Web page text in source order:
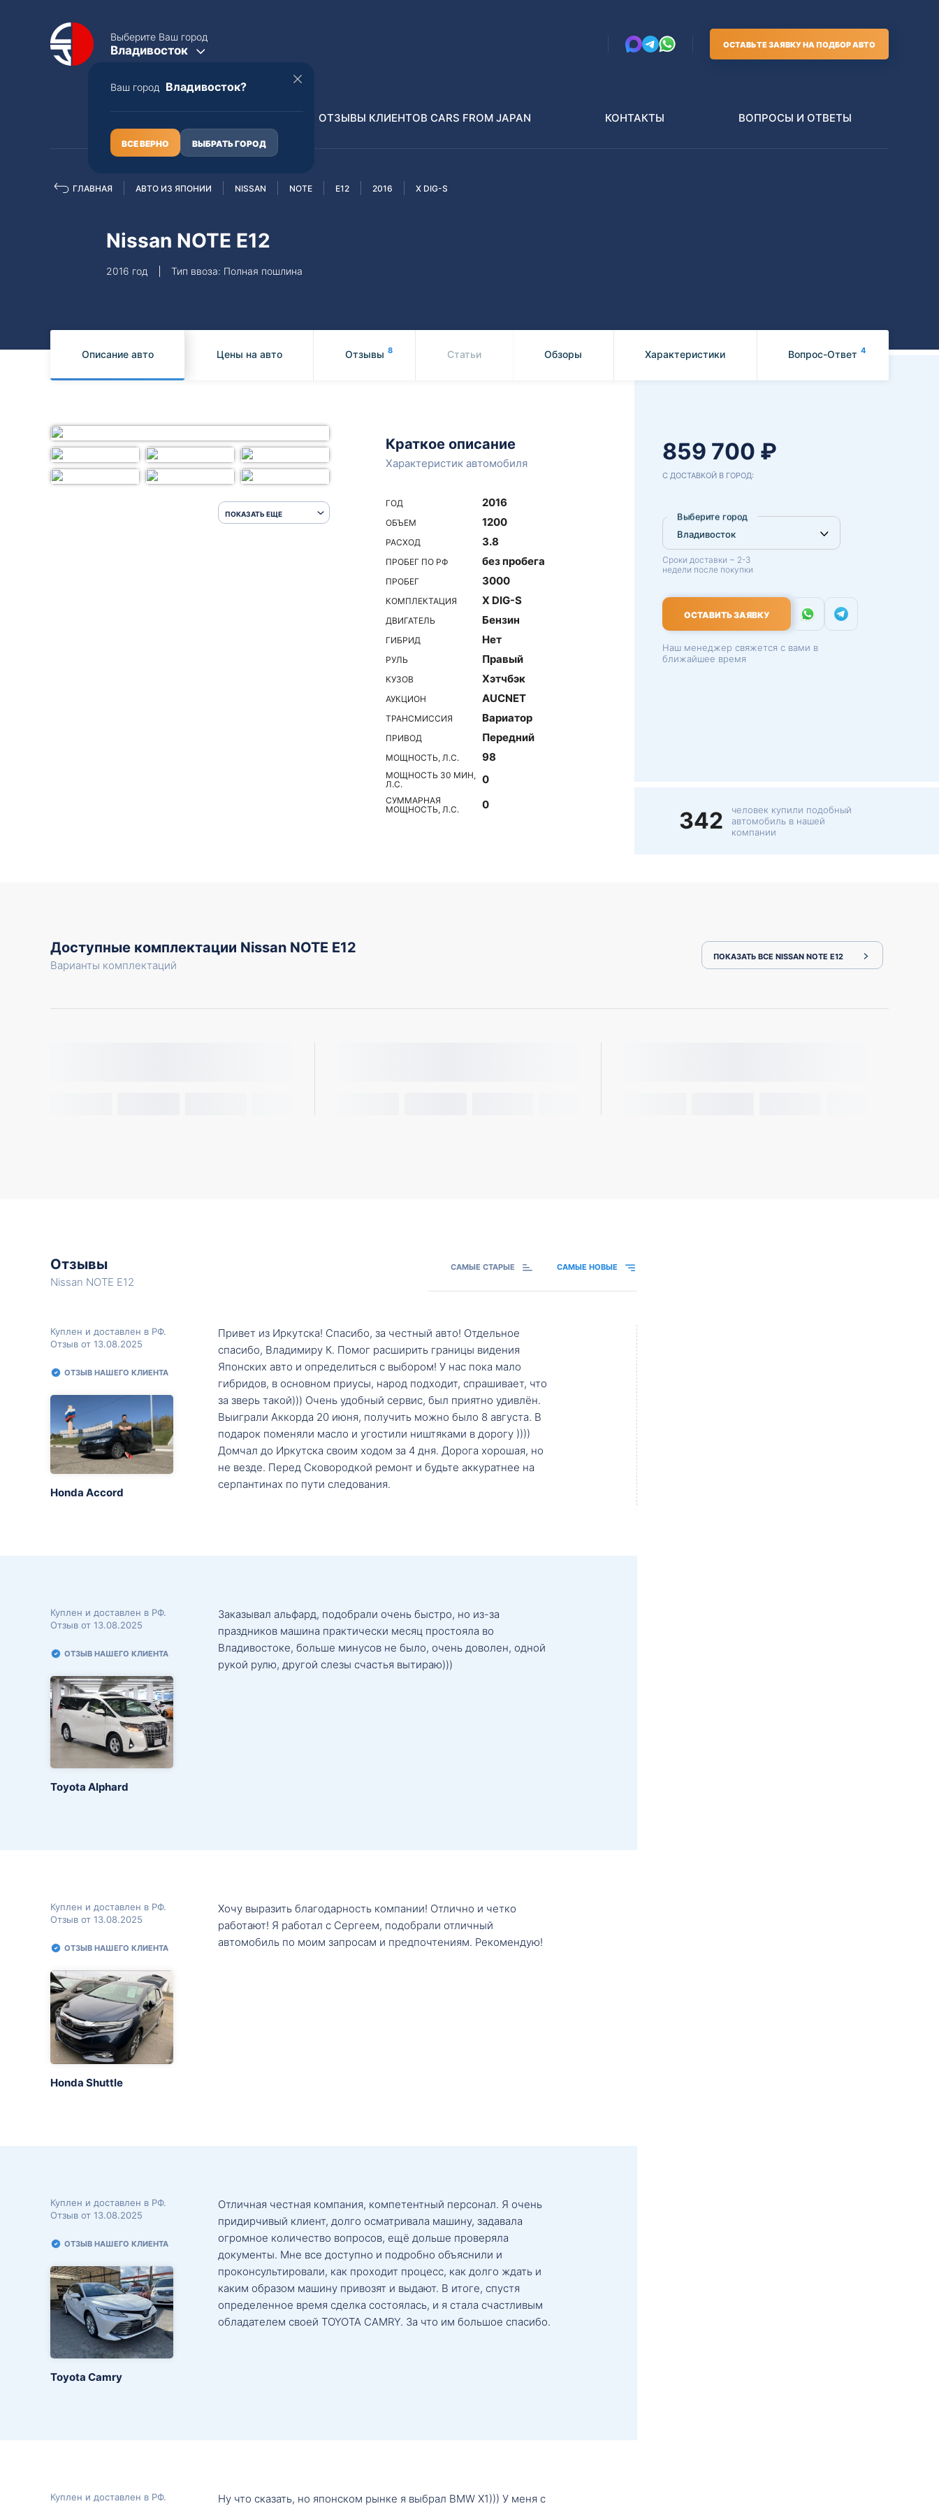
Выберите Ваш город
Владивосток
Ваш город Владивосток?
ВСЕ ВЕРНО ВЫБРАТЬ ГОРОД
ОСТАВЬТЕ ЗАЯВКУ НА ПОДБОР АВТО
Полная пошлина
Subaru
Распилы и конструкторы
ОТЗЫВЫ КЛИЕНТОВ CARS FROM JAPAN КОНТАКТЫ ВОПРОСЫ И ОТВЕТЫ
ГЛАВНАЯ АВТО ИЗ ЯПОНИИ NISSAN NOTE E12 2016 X DIG-S
Nissan NOTE E12
2016 год Тип ввоза: Полная пошлина
Описание авто Цены на авто Отзывы 8 Статьи Обзоры Характеристики Вопрос-Ответ 4
ПОКАЗАТЬ ЕЩЕ
Краткое описание
Характеристик автомобиля
ГОД 2016
ОБЪЕМ 1200
РАСХОД 3.8
ПРОБЕГ ПО РФ без пробега
ПРОБЕГ 3000
КОМПЛЕКТАЦИЯ X DIG-S
ДВИГАТЕЛЬ Бензин
ГИБРИД Нет
РУЛЬ Правый
КУЗОВ Хэтчбэк
АУКЦИОН AUCNET
ТРАНСМИССИЯ Вариатор
ПРИВОД Передний
МОЩНОСТЬ, Л.С. 98
МОЩНОСТЬ 30 МИН,
Л.С.
0
СУММАРНАЯ
МОЩНОСТЬ, Л.С.
0
859 700 ₽
С ДОСТАВКОЙ В ГОРОД:
Выберите город
Сроки доставки ~ 2-3
недели после покупки
ОСТАВИТЬ ЗАЯВКУ
Наш менеджер свяжется с вами в
ближайшее время
342
человек купили подобный
автомобиль в нашей
компании
Доступные комплектации Nissan NOTE E12
Варианты комплектаций
ПОКАЗАТЬ ВСЕ NISSAN NOTE E12
Отзывы
Nissan NOTE E12
САМЫЕ СТАРЫЕ САМЫЕ НОВЫЕ
Куплен и доставлен в РФ.
Отзыв от 13.08.2025
ОТЗЫВ НАШЕГО КЛИЕНТА
Honda Accord
Привет из Иркутска! Спасибо, за честный авто! Отдельное
спасибо, Владимиру К. Помог расширить границы видения
Японских авто и определиться с выбором! У нас пока мало
гибридов, в основном приусы, народ подходит, спрашивает, что
за зверь такой))) Очень удобный сервис, был приятно удивлён.
Выиграли Аккорда 20 июня, получить можно было 8 августа. В
подарок поменяли масло и угостили ништяками в дорогу ))))
Домчал до Иркутска своим ходом за 4 дня. Дорога хорошая, но
не везде. Перед Сковородкой ремонт и будьте аккуратнее на
серпантинах по пути следования.
Куплен и доставлен в РФ.
Отзыв от 13.08.2025
ОТЗЫВ НАШЕГО КЛИЕНТА
Toyota Alphard
Заказывал альфард, подобрали очень быстро, но из-за
праздников машина практически месяц простояла во
Владивостоке, больше минусов не было, очень доволен, одной
рукой рулю, другой слезы счастья вытираю)))
Куплен и доставлен в РФ.
Отзыв от 13.08.2025
ОТЗЫВ НАШЕГО КЛИЕНТА
Honda Shuttle
Хочу выразить благодарность компании! Отлично и четко
работают! Я работал с Сергеем, подобрали отличный
автомобиль по моим запросам и предпочтениям. Рекомендую!
Куплен и доставлен в РФ.
Отзыв от 13.08.2025
ОТЗЫВ НАШЕГО КЛИЕНТА
Toyota Camry
Отличная честная компания, компетентный персонал. Я очень
придирчивый клиент, долго осматривала машину, задавала
огромное количество вопросов, ещё дольше проверяла
документы. Мне все доступно и подробно объяснили и
проконсультировали, как проходит процесс, как долго ждать и
каким образом машину привозят и выдают. В итоге, спустя
определенное время сделка состоялась, и я стала счастливым
обладателем своей TOYOTA CAMRY. За что им большое спасибо.
Куплен и доставлен в РФ.
Ну что сказать, но японском рынке я выбрал BMW X1))) У меня с